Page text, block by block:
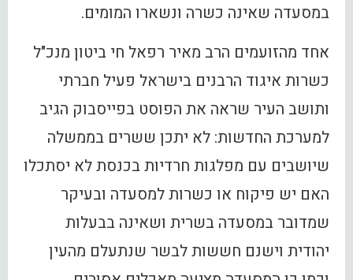
במסעדה שאינה כשרה ונשארו המומים.
אחד מהזועמים הרב מאיר רפאל חי ביטון מנכ"ל
כשרות איגוד הרבנים בישראל פעיל חברתי
ותושב העיר שראה את הפוסט בפייסבוק הגיב
למערכת החדשות: לא יתכן ששרים בממשלה
שיושבים עם מפלגות חרדיות בכנסת לא יסתכלו
האם יש פיקוח או כשרות למסעדה ובעיקר
שמדובר במסעדה בשרית ושאינה בבעלות
יהודית וישנם חששות לבשר שנתעלם מהעין